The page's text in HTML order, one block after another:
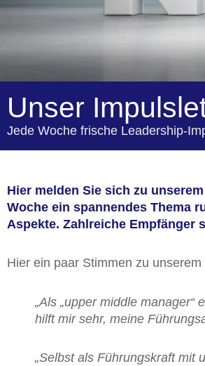
Unser
Jede Woche frische Leadership-
Hier melden Sie sich zu
Woche ein spannendes Thema
Aspekte. Zahlreiche Empfänger
Hier ein paar Stimmen zu
„Als „upper middle
hilft mir sehr, meine
„Selbst als Führungskraft mit